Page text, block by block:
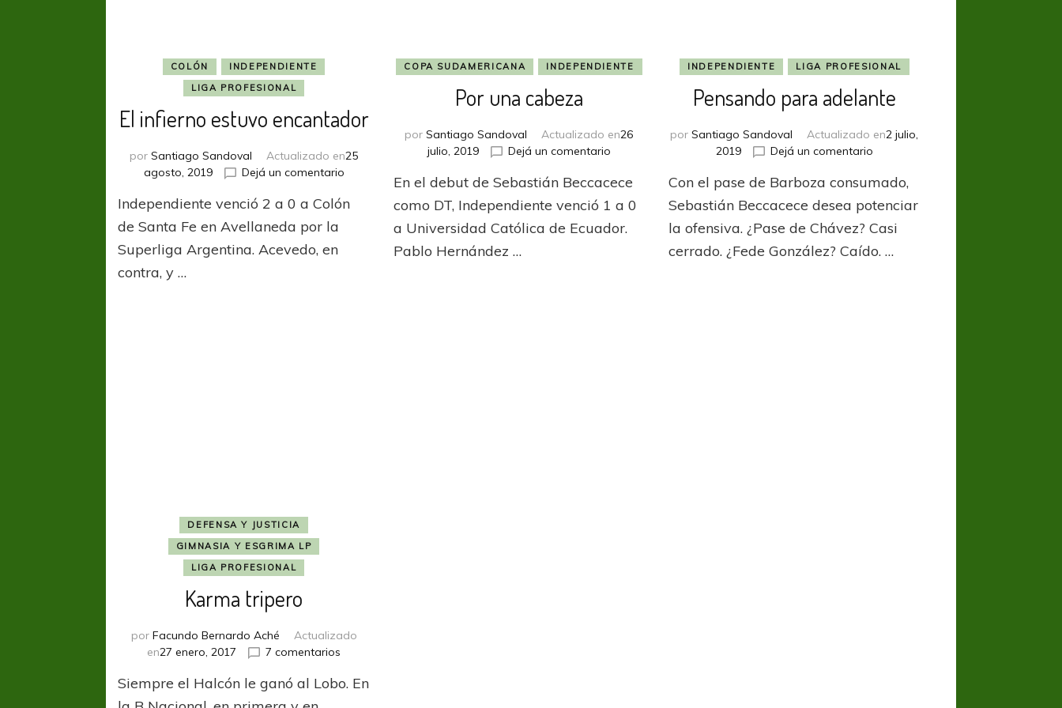
COLÓN
INDEPENDIENTE
LIGA PROFESIONAL
El infierno estuvo encantador
porSantiago Sandoval Actualizado en25
agosto, 2019
Dejá un comentarioen
infierno
encantador
Independiente venció 2 a 0 a Colón
de Santa Fe en Avellaneda por la
Superliga Argentina. Acevedo, en
contra, y …
COPA SUDAMERICANA INDEPENDIENTE
Por una cabeza
porSantiago Sandoval Actualizado en26
julio, 2019
Dejá un comentarioen
una
cabeza
En el debut de Sebastián Beccacece
como DT, Independiente venció 1 a 0
a Universidad Católica de Ecuador.
Pablo Hernández …
INDEPENDIENTE LIGA PROFESIONAL
Pensando para adelante
porSantiago Sandoval Actualizado en2 julio,
2019
Dejá un comentarioen
para
adelante
Con el pase de Barboza consumado,
Sebastián Beccacece desea potenciar
la ofensiva. ¿Pase de Chávez? Casi
cerrado. ¿Fede González? Caído. …
DEFENSA Y JUSTICIA
GIMNASIA Y ESGRIMA LP
LIGA PROFESIONAL
Karma tripero
por Facundo Bernardo Aché
Actualizado
en27 enero, 2017 7 comentarios
tripero
Siempre el Halcón le ganó al Lobo. En